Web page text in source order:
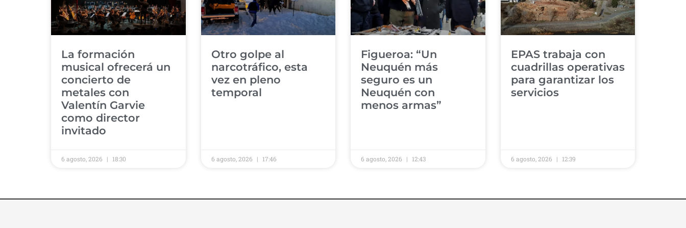
​La formación
musical ofrecerá un
concierto de
metales con
Valentín Garvie
como director
invitado ​
6 agosto, 2026 18:30
​Otro golpe al
narcotráfico, esta
vez en pleno
temporal ​
6 agosto, 2026 17:46
​Figueroa: “Un
Neuquén más
seguro es un
Neuquén con
menos armas” ​
6 agosto, 2026 12:43
​EPAS trabaja con
cuadrillas operativas
para garantizar los
servicios ​
6 agosto, 2026 12:39